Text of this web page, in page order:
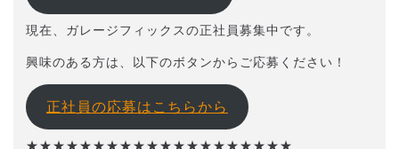
現在、ガレージフィックスの正社員募集中です。
興味のある方は、以下のボタンからご応募ください！
正社員の応募はこちらから
★★★★★★★★★★★★★★★★★★★★